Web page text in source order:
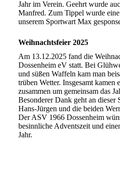
Jahr im Verein. Geehrt wurde
Manfred. Zum Tippel wurde
unserem Sportwart Max
Weihnachtsfeier 2025
Am 13.12.2025 fand die
Dossenheim eV statt. Bei
und süßen Waffeln kam man
trüben Wetter. Insgesamt kamen
zusammen um gemeinsam das
Besonderer Dank geht an dieser
Hans-Jürgen und die beiden
Der ASV 1966 Dossenheim
besinnliche Adventszeit und
Jahr.